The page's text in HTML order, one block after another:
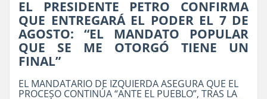
EL PRESIDENTE PETRO CONFIRMA
QUE ENTREGARÁ EL PODER EL 7 DE
AGOSTO: “EL MANDATO POPULAR
QUE SE ME OTORGÓ TIENE UN
FINAL”
EL MANDATARIO DE IZQUIERDA ASEGURA QUE EL
PROCESO CONTINÚA “ANTE EL PUEBLO”, TRAS LA